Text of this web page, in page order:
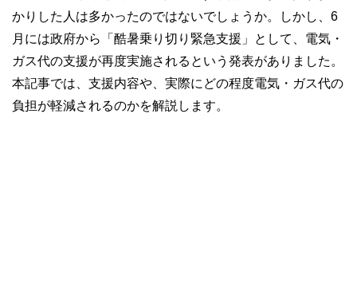
かりした人は多かったのではないでしょうか。しかし、6
月には政府から「酷暑乗り切り緊急支援」として、電気・
ガス代の支援が再度実施されるという発表がありました。
本記事では、支援内容や、実際にどの程度電気・ガス代の
負担が軽減されるのかを解説します。